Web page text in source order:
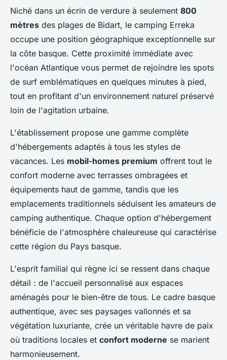
Niché dans un écrin de verdure à seulement 800
mètres des plages de Bidart, le camping Erreka
occupe une position géographique exceptionnelle sur
la côte basque. Cette proximité immédiate avec
l'océan Atlantique vous permet de rejoindre les spots
de surf emblématiques en quelques minutes à pied,
tout en profitant d'un environnement naturel préservé
loin de l'agitation urbaine.
L'établissement propose une gamme complète
d'hébergements adaptés à tous les styles de
vacances. Les mobil-homes premium offrent tout le
confort moderne avec terrasses ombragées et
équipements haut de gamme, tandis que les
emplacements traditionnels séduisent les amateurs de
camping authentique. Chaque option d'hébergement
bénéficie de l'atmosphère chaleureuse qui caractérise
cette région du Pays basque.
L'esprit familial qui règne ici se ressent dans chaque
détail : de l'accueil personnalisé aux espaces
aménagés pour le bien-être de tous. Le cadre basque
authentique, avec ses paysages vallonnés et sa
végétation luxuriante, crée un véritable havre de paix
où traditions locales et confort moderne se marient
harmonieusement.